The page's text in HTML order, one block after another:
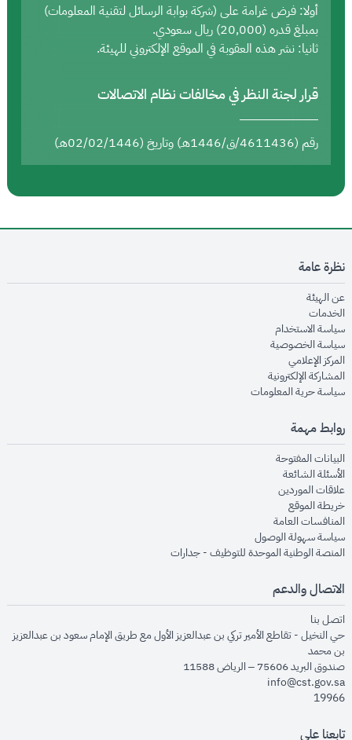
أولا: فرض غرامة على (شركة بوابة الرسائل لتقنية المعلومات)
بمبلغ قدره (20,000) ريال سعودي.
ثانيا: نشر هذه العقوبة في الموقع الإلكتروني للهيئة.
قرار لجنة النظر في مخالفات نظام الاتصالات
رقم (4611436/ق/1446هـ) وتاريخ (02/02/1446هـ)
نظرة عامة
عن الهيئةopens in new window
الخدماتopens in new window
سياسة الاستخدام
سياسة الخصوصيةopens in new window
المركز الإعلاميopens in new window
المشاركة الإلكترونيةopens in new window
سياسة حرية المعلوماتopens in new window
روابط مهمة
البيانات المفتوحةopens in new window
الأسئلة الشائعةopens in new window
علاقات الموردينopens in new window
خريطة الموقعopens in new window
المنافسات العامةopens in new window
سياسة سهولة الوصولopens in new window
المنصة الوطنية الموحدة للتوظيف - جداراتopens in new window
الاتصال والدعم
اتصل بنا
حي النخيل - تقاطع الأمير تركي بن عبدالعزيز الأول مع طريق الإمام سعود بن عبدالعزيز
بن محمد
صندوق البريد 75606 – الرياض 11588
info@cst.gov.sa
19966
تابعنا على